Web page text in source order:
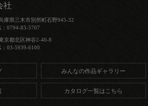
社
三木市別所町石野945-32
0794-83-5707
京都北区神谷2-40-8
03-5939-6100
みんなの作品ギャラリー
カタログ一覧はこちら